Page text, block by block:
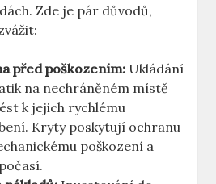
Zde je pár důvodů,
před poškozením: Ukládání
na nechráněném místě
k jejich rychlému
Kryty poskytují ochranu
poškození a